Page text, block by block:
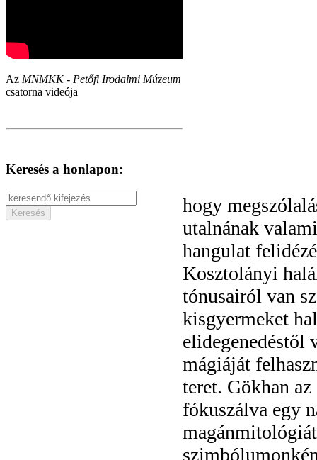
Az MNMKK - Petőfi Irodalmi Múzeum
csatorna videója
Keresés a honlapon:
hogy
utalnának
hangulat
Kosztolányi
tónusairól van
kisgyermeket
elidegenedéstől
mágiáját
teret. Gökhan
fókuszálva egy